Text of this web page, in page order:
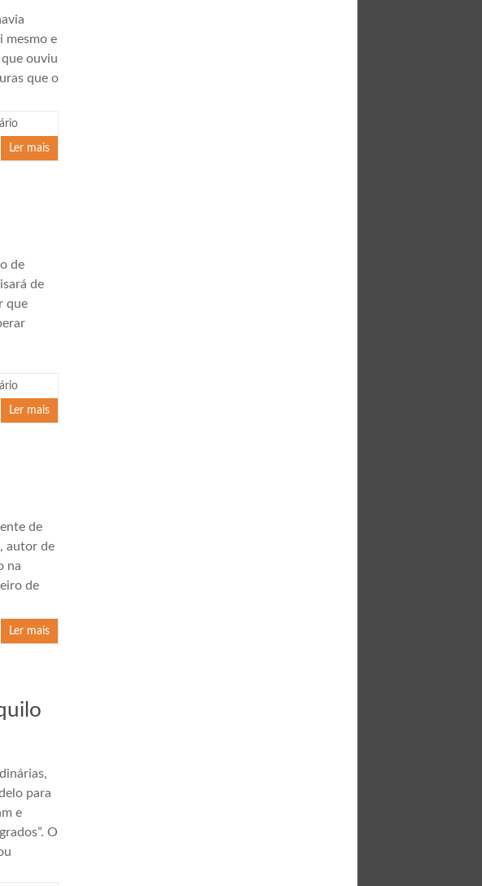
mesmo e
ouviu
que o
Ler mais
de
de
que
Ler mais
de
autor de
na
de
Ler mais
para
e
O